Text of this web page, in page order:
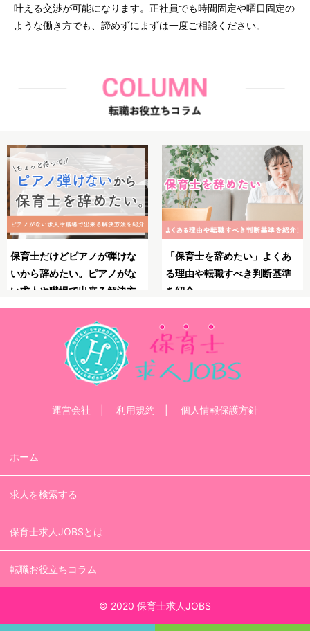
叶える交渉が可能になります。正社員でも時間固定や曜日固定の
ような働き方でも、諦めずにまずは一度ご相談ください。
くあ
基準
保育士としてのブランクが不
安！復職・再就職の前にやっ
ておくべきことや必要な準備
を解説！
保育士のやりがいと
力・大変さ・やりが
運営会社 利用規約 個人情報保護方針
ホーム
求人を検索する
保育士求人JOBSとは
転職お役立ちコラム
© 2020 保育士求人JOBS